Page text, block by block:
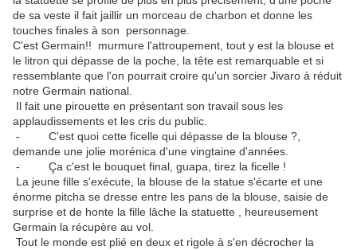
de sa veste il fait jaillir un morceau de charbon et donne les
touches finales à son personnage.
C'est Germain!! murmure l'attroupement, tout y est la blouse et
le litron qui dépasse de la poche, la tête est remarquable et si
ressemblante que l'on pourrait croire qu'un sorcier Jivaro à réduit
notre Germain national.
Il fait une pirouette en présentant son travail sous les
applaudissements et les cris du public.
- C'est quoi cette ficelle qui dépasse de la blouse ?,
demande une jolie morénica d'une vingtaine d'années.
- Ça c'est le bouquet final, guapa, tirez la ficelle !
La jeune fille s'exécute, la blouse de la statue s'écarte et une
énorme pitcha se dresse entre les pans de la blouse, saisie de
surprise et de honte la fille lâche la statuette , heureusement
Germain la récupère au vol.
Tout le monde est plié en deux et rigole à s'en décrocher la